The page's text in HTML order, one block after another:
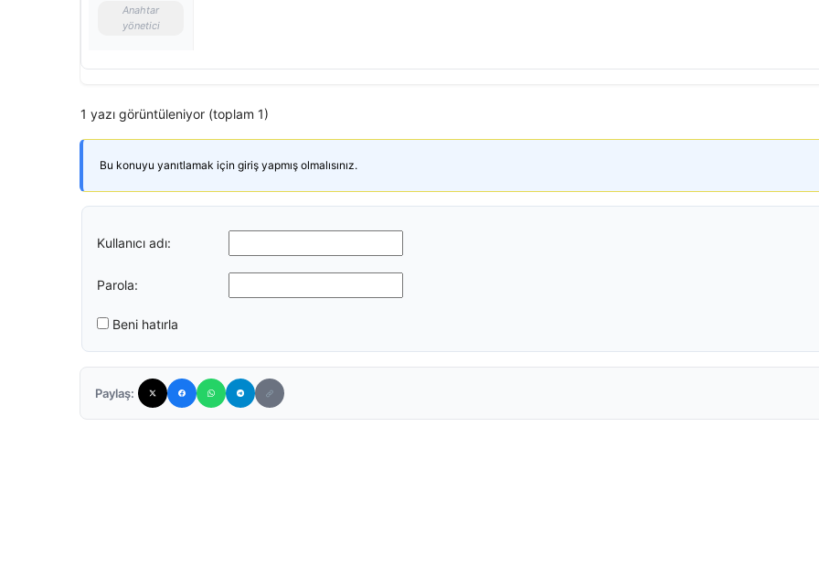
Anahtar
yönetici
1 yazı görüntüleniyor (toplam 1)
Bu konuyu yanıtlamak için giriş yapmış olmalısınız.
Kullanıcı adı:
Parola:
Beni hatırla
Paylaş: